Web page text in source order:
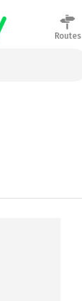
Routes